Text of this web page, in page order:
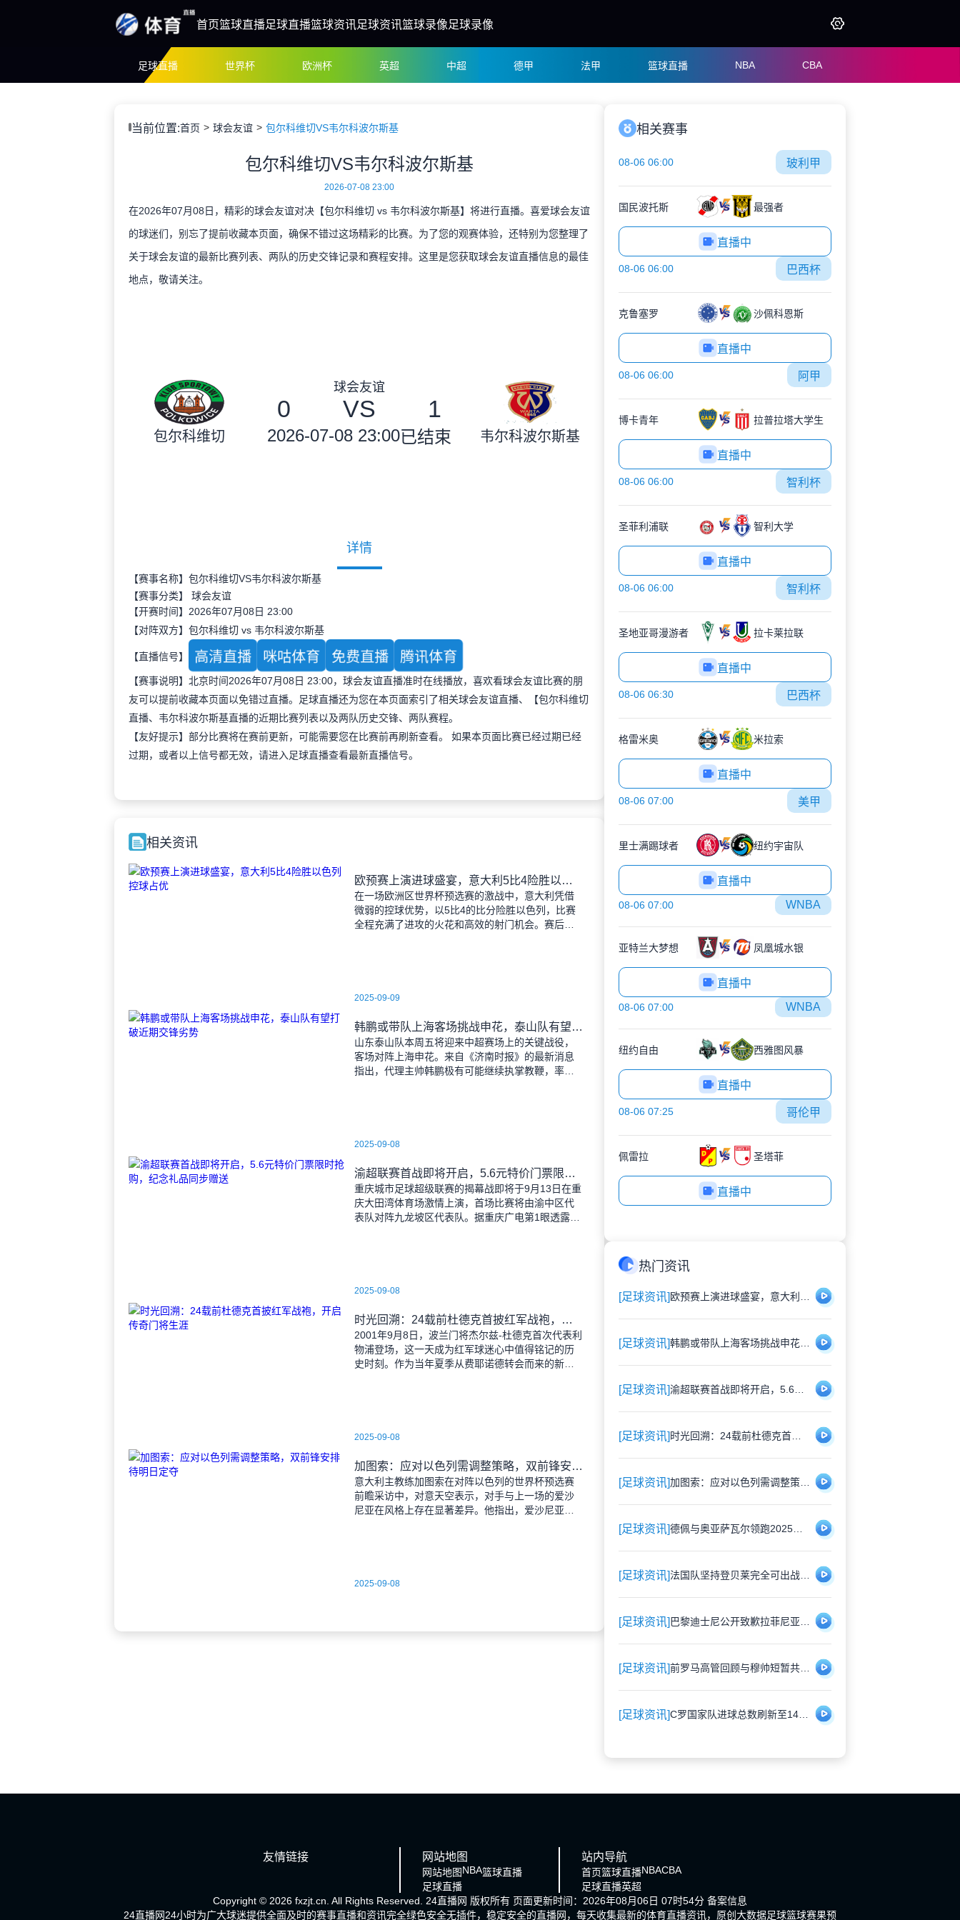
首页篮球直播足球直播篮球资讯足球资讯篮球录像足球录像
足球直播 世界杯 欧洲杯 英超 中超 德甲 法甲 篮球直播 NBA CBA
当前位置:首页 球会友谊 包尔科维切VS韦尔科波尔斯基
包尔科维切VS韦尔科波尔斯基
2026-07-08 23:00
在2026年07月08日，精彩的球会友谊对决【包尔科维切 vs 韦尔科波尔斯基】将进行直播。喜爱球会友谊
的球迷们，别忘了提前收藏本页面，确保不错过这场精彩的比赛。为了您的观赛体验，还特别为您整理了
关于球会友谊的最新比赛列表、两队的历史交锋记录和赛程安排。这里是您获取球会友谊直播信息的最佳
地点，敬请关注。
包尔科维切
球会友谊
0 VS 1
2026-07-08 23:00已结束 韦尔科波尔斯基
详情
【赛事名称】包尔科维切VS韦尔科波尔斯基
【赛事分类】 球会友谊
【开赛时间】2026年07月08日 23:00
【对阵双方】包尔科维切 vs 韦尔科波尔斯基
【直播信号】 高清直播 咪咕体育 免费直播 腾讯体育
【赛事说明】北京时间2026年07月08日 23:00，球会友谊直播准时在线播放，喜欢看球会友谊比赛的朋
友可以提前收藏本页面以免错过直播。足球直播还为您在本页面索引了相关球会友谊直播、【包尔科维切
直播、韦尔科波尔斯基直播的近期比赛列表以及两队历史交锋、两队赛程。
【友好提示】部分比赛将在赛前更新，可能需要您在比赛前再刷新查看。 如果本页面比赛已经过期已经
过期，或者以上信号都无效，请进入足球直播查看最新直播信号。
相关资讯
欧预赛上演进球盛宴，意大利5比4险胜以色列控球占优
在一场欧洲区世界杯预选赛的激战中，意大利凭借
微弱的控球优势，以5比4的比分险胜以色列，比赛
全程充满了进攻的火花和高效的射门机会。赛后技
2025-09-09
韩鹏或带队上海客场挑战申花，泰山队有望打破近期交锋劣势
山东泰山队本周五将迎来中超赛场上的关键战役，
客场对阵上海申花。来自《济南时报》的最新消息
指出，代理主帅韩鹏极有可能继续执掌教鞭，率队
2025-09-08
渝超联赛首战即将开启，5.6元特价门票限时抢购，纪念礼品同步赠送
重庆城市足球超级联赛的揭幕战即将于9月13日在重
庆大田湾体育场激情上演，首场比赛将由渝中区代
表队对阵九龙坡区代表队。据重庆广电第1眼透露，
2025-09-08
时光回溯：24载前杜德克首披红军战袍，开启传奇门将生涯
2001年9月8日，波兰门将杰尔兹-杜德克首次代表利
物浦登场，这一天成为红军球迷心中值得铭记的历
史时刻。作为当年夏季从费耶诺德转会而来的新
2025-09-08
加图索：应对以色列需调整策略，双前锋安排待明日定夺
意大利主教练加图索在对阵以色列的世界杯预选赛
前瞻采访中，对意天空表示，对手与上一场的爱沙
尼亚在风格上存在显著差异。他指出，爱沙尼亚更
2025-09-08
相关赛事
08-06 06:00 玻利甲
国民波托斯 最强者
直播中
08-06 06:00 巴西杯
克鲁塞罗 沙佩科恩斯
直播中
08-06 06:00 阿甲
博卡青年 拉普拉塔大学生
直播中
08-06 06:00 智利杯
圣菲利浦联 智利大学
直播中
08-06 06:00 智利杯
圣地亚哥漫游者 拉卡莱拉联
直播中
08-06 06:30 巴西杯
格雷米奥 米拉索
直播中
08-06 07:00 美甲
里士满踢球者 纽约宇宙队
直播中
08-06 07:00 WNBA
亚特兰大梦想 凤凰城水银
直播中
08-06 07:00 WNBA
纽约自由 西雅图风暴
直播中
08-06 07:25 哥伦甲
佩雷拉 圣塔菲
直播中
热门资讯
[足球资讯]
[足球资讯]
[足球资讯]
[足球资讯]
[足球资讯]
[足球资讯]
[足球资讯]
[足球资讯]
[足球资讯]
[足球资讯]
友情链接 网站地图
网站地图NBA篮球直播
足球直播
站内导航
首页篮球直播NBACBA
足球直播英超
Copyright © 2026 fxzjt.cn. All Rights Reserved. 24直播网 版权所有 页面更新时间：2026年08月06日 07时54分 备案信息
24直播网24小时为广大球迷提供全面及时的赛事直播和资讯完全绿色安全无插件，稳定安全的直播网，每天收集最新的体育直播资讯，原创大数据足球篮球赛果预